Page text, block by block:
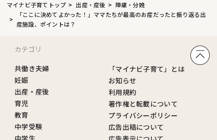
マイナビ子育てトップ 出産・産後
陣痛・分娩
「ここに決めてよかった！」ママたちが最高のお産だったと振り返る出
産施設、ポイントは？
カテゴリ
共働き夫婦
妊娠
出産・産後
育児
教育
中学受験
「マイナビ子育て」とは
お知らせ
利用規約
著作権と転載について
プライバシーポリシー
広告出稿について